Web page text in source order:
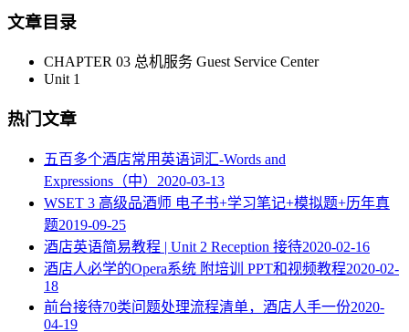
文章目录
CHAPTER 03 总机服务 Guest Service Center
Unit 1
热门文章
五百多个酒店常用英语词汇-Words and
Expressions（中） 2020-03-13
WSET 3 高级品酒师 电子书+学习笔记+模拟题+历年真
题2019-09-25
酒店英语简易教程 | Unit 2 Reception 接待2020-02-16
酒店人必学的Opera系统 附培训 PPT和视频教程2020-02-
18
​前台接待70类问题处理流程清单，酒店人手一份2020-
04-19